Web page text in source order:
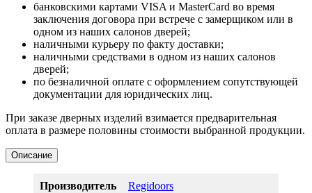
банковскими картами VISA и MasterCard во время
заключения договора при встрече с замерщиком или в
одном из наших салонов дверей;
наличными курьеру по факту доставки;
наличными средствами в одном из наших салонов
дверей;
по безналичной оплате с оформлением сопутствующей
документации для юридических лиц.
При заказе дверных изделий взимается предварительная
оплата в размере половины стоимости выбранной продукции.
Описание
Производитель Regidoors